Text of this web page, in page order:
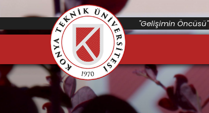
"Gelişimin Öncüsü"